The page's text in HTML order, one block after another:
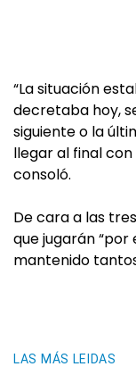
“La situación
decretaba hoy,
siguiente o la
llegar al final con
consoló.
De cara a las
que jugarán “por
mantenido
LAS MÁS LEIDAS